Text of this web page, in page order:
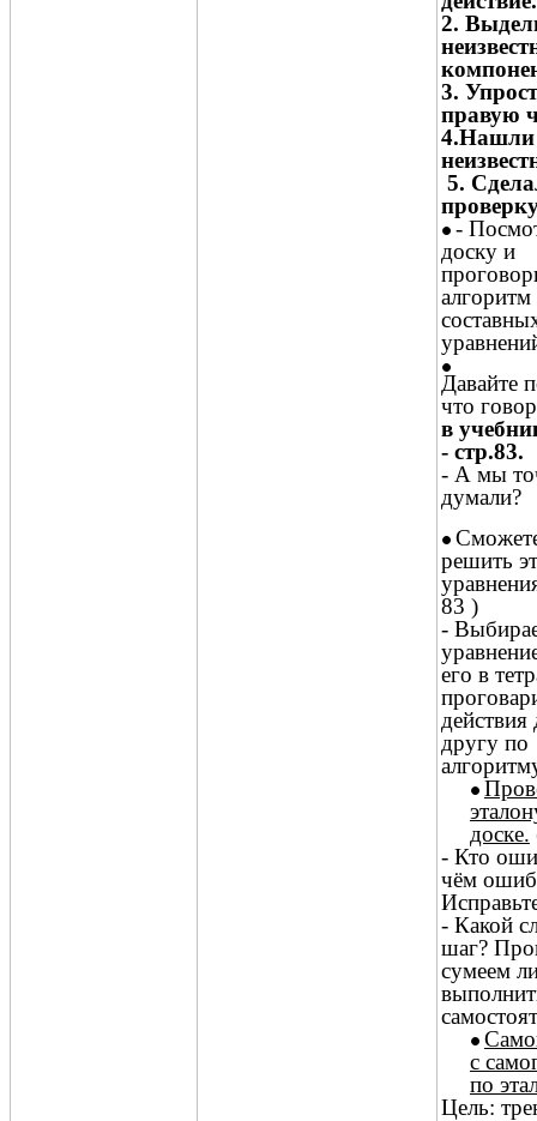
2.
3.
правую
4.Нашли
5.
-
доску и
Давайте
что
в
- стр.83.
- А мы
думали?
решить
83 )
-
его в
действия
другу по
доске.
- Кто
чём
- Какой
шаг?
сумеем
с
по
Цель: